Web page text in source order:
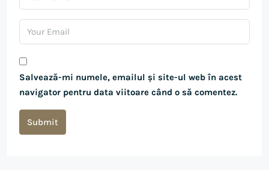
Salvează-mi numele, emailul și site-ul web în acest
navigator pentru data viitoare când o să comentez.
Submit